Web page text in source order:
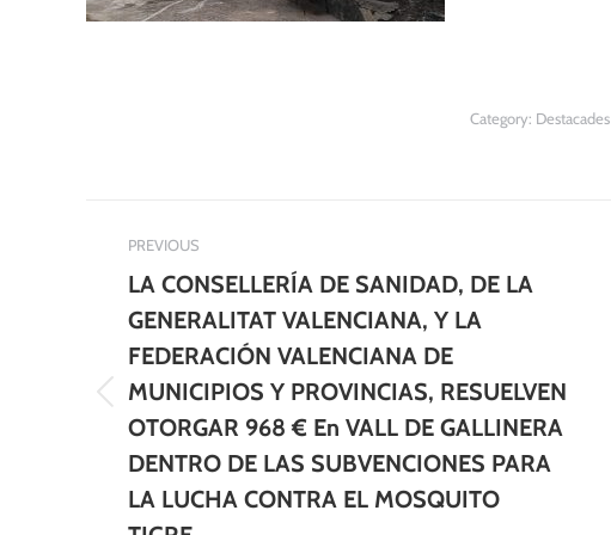
Category: Destacades
navigation
PREVIOUS
Previous
post:
LA CONSELLERÍA DE SANIDAD, DE LA
GENERALITAT VALENCIANA, Y LA
FEDERACIÓN VALENCIANA DE
MUNICIPIOS Y PROVINCIAS, RESUELVEN
OTORGAR 968 € En VALL DE GALLINERA
DENTRO DE LAS SUBVENCIONES PARA
LA LUCHA CONTRA EL MOSQUITO